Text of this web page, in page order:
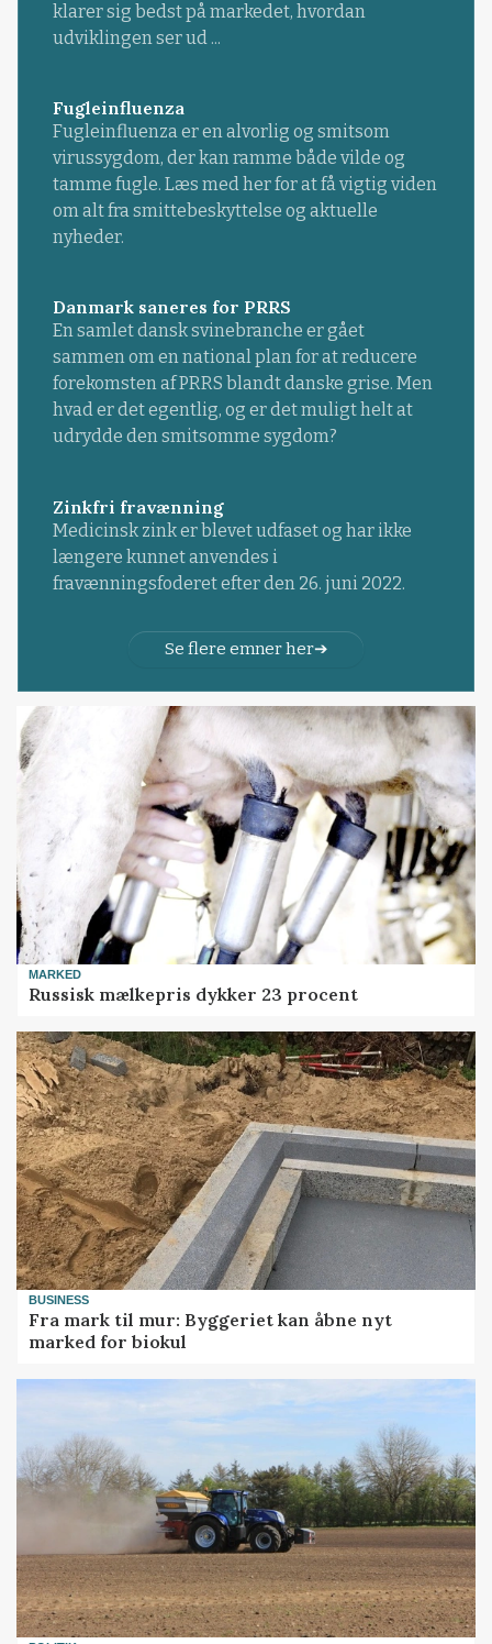
klarer sig bedst på markedet, hvordan
udviklingen ser ud ...
Fugleinfluenza
Fugleinfluenza er en alvorlig og smitsom
virussygdom, der kan ramme både vilde og
tamme fugle. Læs med her for at få vigtig viden
om alt fra smittebeskyttelse og aktuelle
nyheder.
Danmark saneres for PRRS
En samlet dansk svinebranche er gået
sammen om en national plan for at reducere
forekomsten af PRRS blandt danske grise. Men
hvad er det egentlig, og er det muligt helt at
udrydde den smitsomme sygdom?
Zinkfri fravænning
Medicinsk zink er blevet udfaset og har ikke
længere kunnet anvendes i
fravænningsfoderet efter den 26. juni 2022.
Se flere emner her
MARKED
Russisk mælkepris dykker 23 procent
BUSINESS
Fra mark til mur: Byggeriet kan åbne nyt
marked for biokul